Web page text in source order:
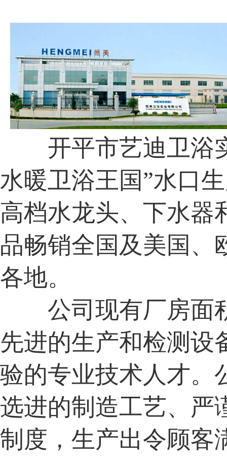
开平市艺迪卫浴
水暖卫浴王国”水口
高档水龙头、下水器
品畅销全国及美国、
各地。
公司现有厂房面
先进的生产和检测设
验的专业技术人才。
选进的制造工艺、严
制度，生产出令顾客